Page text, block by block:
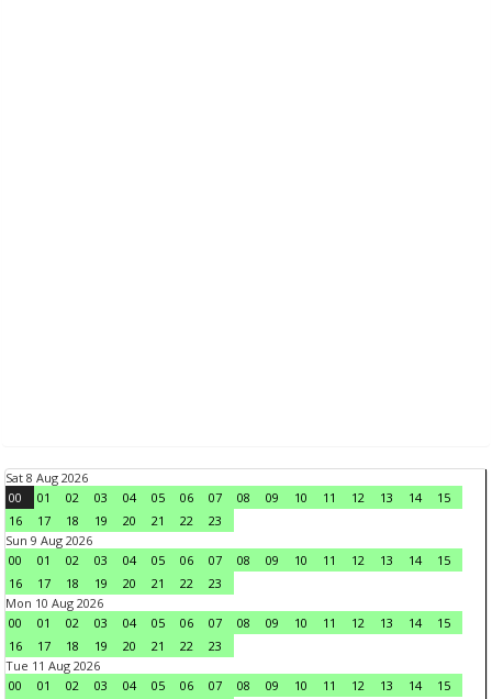
Sat 8 Aug 2026
00
01 02 03 04 05 06 07 08 09 10 11 12 13 14
15
16
17 18 19 20 21 22
23
Sun 9 Aug 2026
00
01 02 03 04 05 06 07 08 09 10 11 12 13 14
15
16
17 18 19 20 21 22
23
Mon 10 Aug 2026
00
01 02 03 04 05 06 07 08 09 10 11 12 13 14
15
16
17 18 19 20 21 22
23
Tue 11 Aug 2026
00
01 02 03 04 05 06 07 08 09 10 11 12 13 14
15